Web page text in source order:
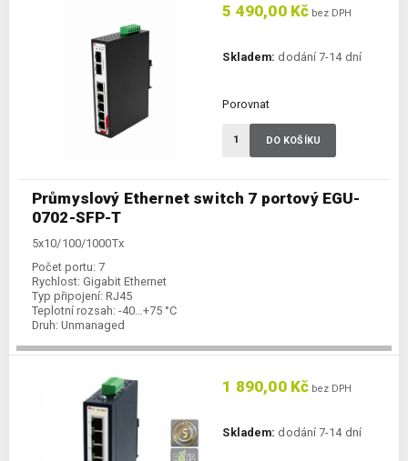
Průmyslový Ethernet switch 7 portový EGU-
0702-SFP-T
5x10/100/1000Tx
Počet portu: 7
Rychlost: Gigabit Ethernet
Typ připojení: RJ45
Teplotní rozsah: -40…+75 °C
Druh: Unmanaged
5 490,00 Kč bez DPH
Skladem: dodání 7-14 dní
Porovnat
DO KOŠÍKU
1 890,00 Kč bez DPH
Skladem: dodání 7-14 dní